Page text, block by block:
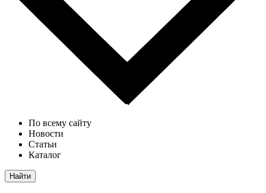
По всему сайту
Новости
Статьи
Каталог
Найти